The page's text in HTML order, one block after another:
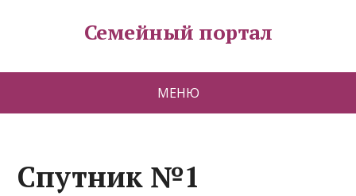
Семейный портал
МЕНЮ
Спутник №1